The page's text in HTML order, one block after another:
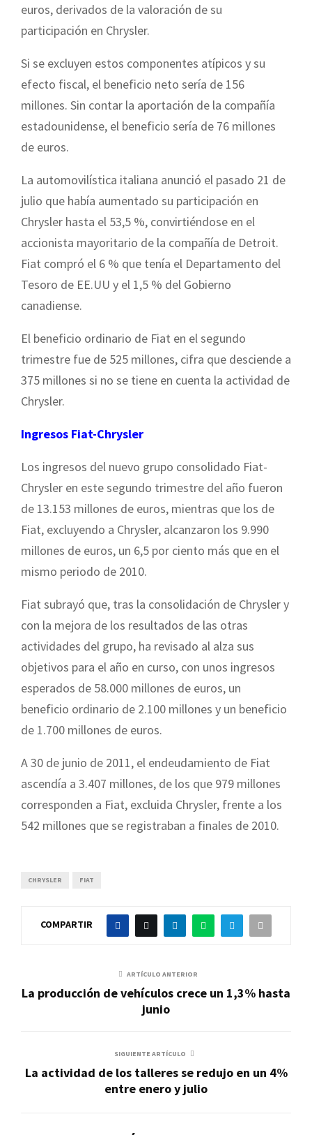
euros, derivados de la valoración de su
participación en Chrysler.
Si se excluyen estos componentes atípicos y su
efecto fiscal, el beneficio neto sería de 156
millones. Sin contar la aportación de la compañía
estadounidense, el beneficio sería de 76 millones
de euros.
La automovilística italiana anunció el pasado 21 de
julio que había aumentado su participación en
Chrysler hasta el 53,5 %, convirtiéndose en el
accionista mayoritario de la compañía de Detroit.
Fiat compró el 6 % que tenía el Departamento del
Tesoro de EE.UU y el 1,5 % del Gobierno
canadiense.
El beneficio ordinario de Fiat en el segundo
trimestre fue de 525 millones, cifra que desciende a
375 millones si no se tiene en cuenta la actividad de
Chrysler.
Ingresos Fiat-Chrysler
Los ingresos del nuevo grupo consolidado Fiat-
Chrysler en este segundo trimestre del año fueron
de 13.153 millones de euros, mientras que los de
Fiat, excluyendo a Chrysler, alcanzaron los 9.990
millones de euros, un 6,5 por ciento más que en el
mismo periodo de 2010.
Fiat subrayó que, tras la consolidación de Chrysler y
con la mejora de los resultados de las otras
actividades del grupo, ha revisado al alza sus
objetivos para el año en curso, con unos ingresos
esperados de 58.000 millones de euros, un
beneficio ordinario de 2.100 millones y un beneficio
de 1.700 millones de euros.
A 30 de junio de 2011, el endeudamiento de Fiat
ascendía a 3.407 millones, de los que 979 millones
corresponden a Fiat, excluida Chrysler, frente a los
542 millones que se registraban a finales de 2010.
CHRYSLER FIAT
COMPARTIR
ARTÍCULO ANTERIOR
La producción de vehículos crece un 1,3% hasta
junio
SIGUIENTE ARTÍCULO
La actividad de los talleres se redujo en un 4%
entre enero y julio